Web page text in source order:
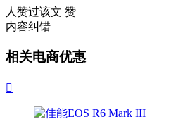
人赞过该文 赞
内容纠错
相关电商优惠
